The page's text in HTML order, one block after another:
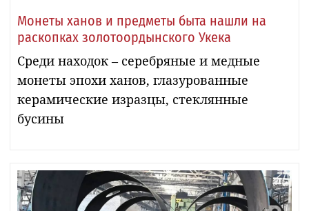
Монеты ханов и предметы быта нашли на
раскопках золотоордынского Укека
Среди находок – серебряные и медные
монеты эпохи ханов, глазурованные
керамические изразцы, стеклянные
бусины